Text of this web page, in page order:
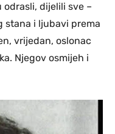
dijelili sve –
stana i ljubavi prema
vrijedan, oslonac
Njegov osmijeh i